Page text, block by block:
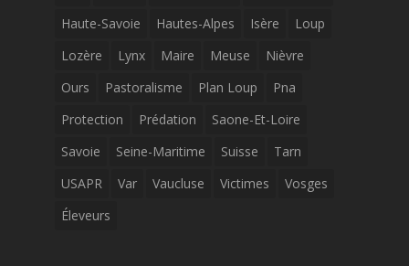
Haute-Savoie
Hautes-Alpes Isère
Loup
Lozère
Lynx Maire Meuse
Nièvre
Ours
Pastoralisme Plan Loup
Pna
Protection
Prédation
Saone-Et-Loire
Savoie
Seine-Maritime Suisse
Tarn
USAPR
Var Vaucluse Victimes
Vosges
Éleveurs